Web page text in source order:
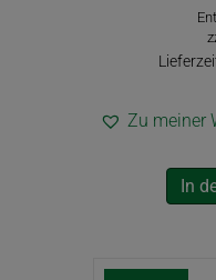
Zu meiner
In